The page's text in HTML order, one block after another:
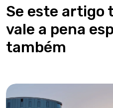
Se este artigo
vale a pena
também